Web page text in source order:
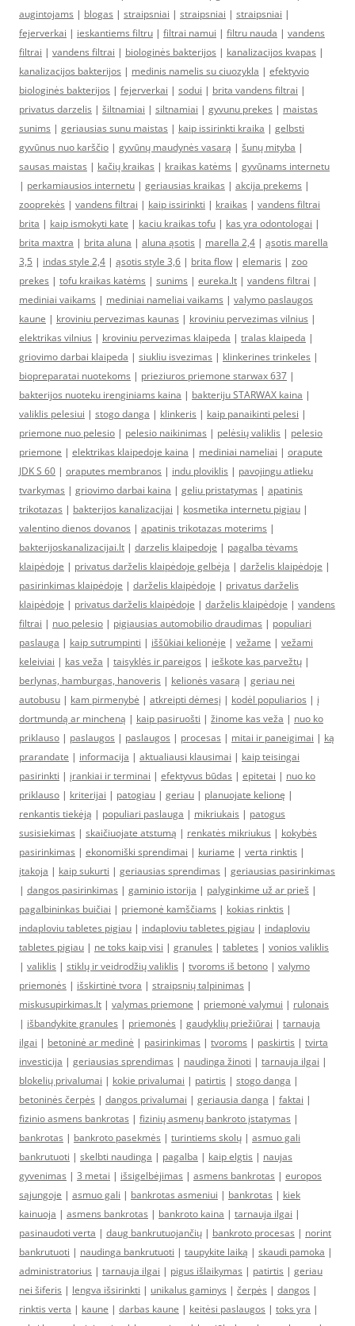
augintojams | blogas | straipsniai | straipsniai | straipsniai |
fejerverkai | ieskantiems filtru | filtrai namui | filtru nauda | vandens
filtrai | vandens filtrai | biologinės bakterijos | kanalizacijos kvapas |
kanalizacijos bakterijos | medinis namelis su ciuozykla | efektyvio
biologinės bakterijos | fejerverkai | sodui | brita vandens filtrai |
privatus darzelis | šiltnamiai | siltnamiai | gyvunu prekes | maistas
sunims | geriausias sunu maistas | kaip issirinkti kraika | gelbsti
gyvūnus nuo karščio | gyvūnų maudynės vasarą | šunų mityba |
sausas maistas | kačių kraikas | kraikas katėms | gyvūnams internetu
| perkamiausios internetu | geriausias kraikas | akcija prekems |
zooprekės | vandens filtrai | kaip issirinkti | kraikas | vandens filtrai
brita | kaip ismokyti kate | kaciu kraikas tofu | kas yra odontologai |
brita maxtra | brita aluna | aluna ąsotis | marella 2,4 | ąsotis marella
3,5 | indas style 2,4 | ąsotis style 3,6 | brita flow | elemaris | zoo
prekes | tofu kraikas katėms | sunims | eureka.lt | vandens filtrai |
mediniai vaikams | mediniai nameliai vaikams | valymo paslaugos
kaune | kroviniu pervezimas kaunas | kroviniu pervezimas vilnius |
elektrikas vilnius | kroviniu pervezimas klaipeda | tralas klaipeda |
griovimo darbai klaipeda | siukliu isvezimas | klinkerines trinkeles |
biopreparatai nuotekoms | prieziuros priemone starwax 637 |
bakterijos nuoteku irenginiams kaina | bakteriju STARWAX kaina |
valiklis pelesiui | stogo danga | klinkeris | kaip panaikinti pelesi |
priemone nuo pelesio | pelesio naikinimas | pelėsių valiklis | pelesio
priemone | elektrikas klaipedoje kaina | mediniai nameliai | orapute
JDK S 60 | oraputes membranos | indu ploviklis | pavojingu atlieku
tvarkymas | griovimo darbai kaina | geliu pristatymas | apatinis
trikotazas | bakterijos kanalizacijai | kosmetika internetu pigiau |
valentino dienos dovanos | apatinis trikotazas moterims |
bakterijoskanalizacijai.lt | darzelis klaipedoje | pagalba tėvams
klaipėdoje | privatus darželis klaipėdoje gelbėja | darželis klaipėdoje |
pasirinkimas klaipėdoje | darželis klaipėdoje | privatus darželis
klaipėdoje | privatus darželis klaipėdoje | darželis klaipėdoje | vandens
filtrai | nuo pelesio | pigiausias automobilio draudimas | populiari
paslauga | kaip sutrumpinti | iššūkiai kelionėje | vežame | vežami
keleiviai | kas veža | taisyklės ir pareigos | ieškote kas parvežtų |
berlynas, hamburgas, hanoveris | kelionės vasarą | geriau nei
autobusu | kam pirmenybė | atkreipti dėmesį | kodėl populiarios | į
dortmundą ar mincheną | kaip pasiruošti | žinome kas veža | nuo ko
priklauso | paslaugos | paslaugos | procesas | mitai ir paneigimai | ką
prarandate | informacija | aktualiausi klausimai | kaip teisingai
pasirinkti | įrankiai ir terminai | efektyvus būdas | epitetai | nuo ko
priklauso | kriterijai | patogiau | geriau | planuojate kelionę |
renkantis tiekėją | populiari paslauga | mikriukais | patogus
susisiekimas | skaičiuojate atstumą | renkatės mikriukus | kokybės
pasirinkimas | ekonomiški sprendimai | kuriame | verta rinktis |
įtakoja | kaip sukurti | geriausias sprendimas | geriausias pasirinkimas
| dangos pasirinkimas | gaminio istorija | palyginkime už ar prieš |
pagalbininkas buičiai | priemonė kamščiams | kokias rinktis |
indaploviu tabletes pigiau | indaploviu tabletes pigiau | indaploviu
tabletes pigiau | ne toks kaip visi | granules | tabletes | vonios valiklis
| valiklis | stiklų ir veidrodžių valiklis | tvoroms iš betono | valymo
priemonės | išskirtinė tvora | straipsnių talpinimas |
miskusupirkimas.lt | valymas priemone | priemonė valymui | rulonais
| išbandykite granules | priemonės | gaudyklių priežiūrai | tarnauja
ilgai | betoninė ar medinė | pasirinkimas | tvoroms | paskirtis | tvirta
investicija | geriausias sprendimas | naudinga žinoti | tarnauja ilgai |
blokelių privalumai | kokie privalumai | patirtis | stogo danga |
betoninės čerpės | dangos privalumai | geriausia danga | faktai |
fizinio asmens bankrotas | fizinių asmenų bankroto įstatymas |
bankrotas | bankroto pasekmės | turintiems skolų | asmuo gali
bankrutuoti | skelbti naudinga | pagalba | kaip elgtis | naujas
gyvenimas | 3 metai | išsigelbėjimas | asmens bankrotas | europos
sąjungoje | asmuo gali | bankrotas asmeniui | bankrotas | kiek
kainuoja | asmens bankrotas | bankroto kaina | tarnauja ilgai |
pasinaudoti verta | daug bankrutuojančių | bankroto procesas | norint
bankrutuoti | naudinga bankrutuoti | taupykite laiką | skaudi pamoka |
administratorius | tarnauja ilgai | pigus išlaikymas | patirtis | geriau
nei šiferis | lengva išsirinkti | unikalus gaminys | čerpės | dangos |
rinktis verta | kaune | darbas kaune | keitėsi paslaugos | toks yra |